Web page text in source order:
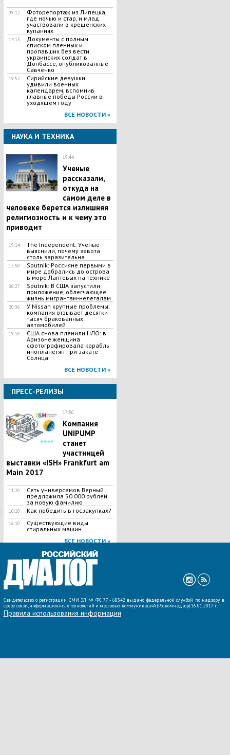
09:12
Фоторепортаж из Липецка,
где ночью и стар, и млад
участвовали в крещенских
купаниях
14:13
Документы с полным
списком пленных и
пропавших без вести
украинских солдат в
Донбассе, опубликованные
Савченко
19:52
Сирийские девушки
удивили военных
календарем, вспомнив
главные победы России в
уходящем году
ВСЕ НОВОСТИ »
НАУКА И ТЕХНИКА
19:44
Ученые
рассказали,
откуда на
самом деле в
человеке берется излишняя
религиозность и к чему это
приводит
19:14
The Independent: Ученые
выяснили, почему зевота
столь заразительна
15:50
Sputnik: Россияне первыми в
мире добрались до острова
в море Лаптевых на технике
08:27
Sputnik: В США запустили
приложение, облегчающее
жизнь мигрантам-нелегалам
20:36
У Nissan крупные проблемы:
компания отзывает десятки
тысяч бракованных
автомобилей
19:16
США снова пленили НЛО: в
Аризоне женщина
сфотографировала корабль
инопланетян при закате
Солнца
ВСЕ НОВОСТИ »
ПРЕСС-РЕЛИЗЫ
17:50
Компания
UNIPUMP
станет
участницей
выставки «ISH» Frankfurt am
Main 2017
11:20
Сеть универсамов Верный
предложила 50 000 рублей
за новую фамилию
10:10 Как победить в госзакупках?
16:10
Существующие виды
стиральных машин
ВСЕ НОВОСТИ »
Свидетельство о регистрации СМИ ЭЛ № ФС 77 - 68342 выдано федеральной службой по надзору в
сфере связи, информационных технологий и массовых коммуникаций (Роскомнадзор) 16.01.2017 г.
Правила использования информации